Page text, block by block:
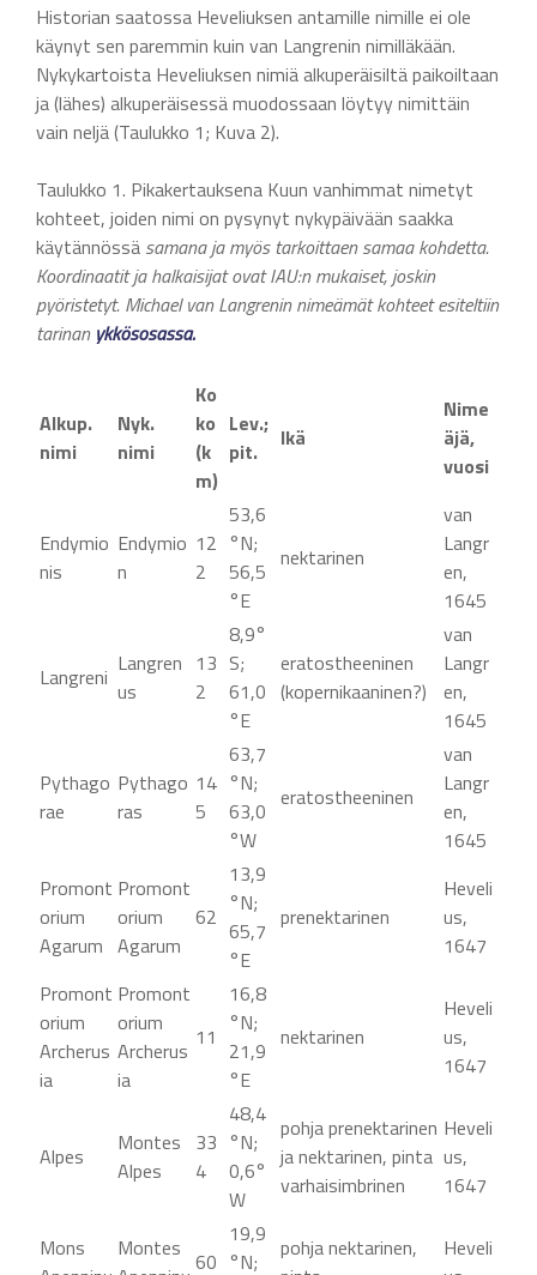
Historian saatossa Heveliuksen antamille nimille ei ole
käynyt sen paremmin kuin van Langrenin nimilläkään.
Nykykartoista Heveliuksen nimiä alkuperäisiltä paikoiltaan
ja (lähes) alkuperäisessä muodossaan löytyy nimittäin
vain neljä (Taulukko 1; Kuva 2).
Taulukko 1. Pikakertauksena Kuun vanhimmat nimetyt
kohteet, joiden nimi on pysynyt nykypäivään saakka
käytännössä samana ja myös tarkoittaen samaa kohdetta.
Koordinaatit ja halkaisijat ovat IAU:n mukaiset, joskin
pyöristetyt. Michael van Langrenin nimeämät kohteet esiteltiin
tarinan ykkösosassa.
Alkup.
nimi
Nyk.
nimi
Ko
ko
(k
m)
Lev.;
pit.
Ikä
Nime
äjä,
vuosi
Endymio
nis
Endymio
n
12
2
53,6
°N;
56,5
°E
nektarinen
van
Langr
en,
1645
Langreni Langren
us
13
2
8,9°
S;
61,0
°E
eratostheeninen
(kopernikaaninen?)
van
Langr
en,
1645
Pythago
rae
Pythago
ras
14
5
63,7
°N;
63,0
°W
eratostheeninen
van
Langr
en,
1645
Promont
orium
Agarum
Promont
orium
Agarum
62
13,9
°N;
65,7
°E
prenektarinen
Heveli
us,
1647
Promont
orium
Archerus
ia
Promont
orium
Archerus
ia
11
16,8
°N;
21,9
°E
nektarinen
Heveli
us,
1647
Alpes
Montes
Alpes
33
4
48,4
°N;
0,6°
W
pohja prenektarinen
ja nektarinen, pinta
varhaisimbrinen
Heveli
us,
1647
Mons
Montes 60
19,9
°N;
pohja nektarinen,
Heveli